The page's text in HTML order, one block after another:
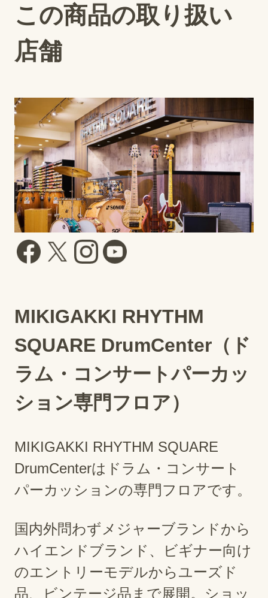
この商品の取り扱い
店舗
MIKIGAKKI RHYTHM
SQUARE DrumCenter（ド
ラム・コンサートパーカッ
ション専門フロア）
MIKIGAKKI RHYTHM SQUARE
DrumCenterはドラム・コンサート
パーカッションの専門フロアです。
国内外問わずメジャーブランドから
ハイエンドブランド、ビギナー向け
のエントリーモデルからユーズド
品、ビンテージ品まで展開。ショッ